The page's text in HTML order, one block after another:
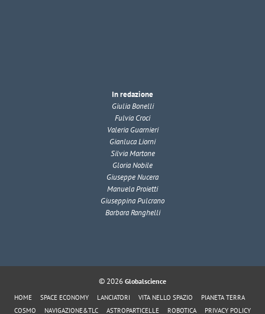
In redazione
Giulia Bonelli
Fulvia Croci
Valeria Guarnieri
Gianluca Liorni
Silvia Martone
Gloria Nobile
Giuseppe Nucera
Manuela Proietti
Giuseppina Pulcrano
Barbara Ranghelli
© 2026 Globalscience
HOME SPACE ECONOMY LANCIATORI VITA NELLO SPAZIO
PIANETA TERRA
COSMO
NAVIGAZIONE&TLC ASTROPARTICELLE ROBOTICA PRIVACY POLICY